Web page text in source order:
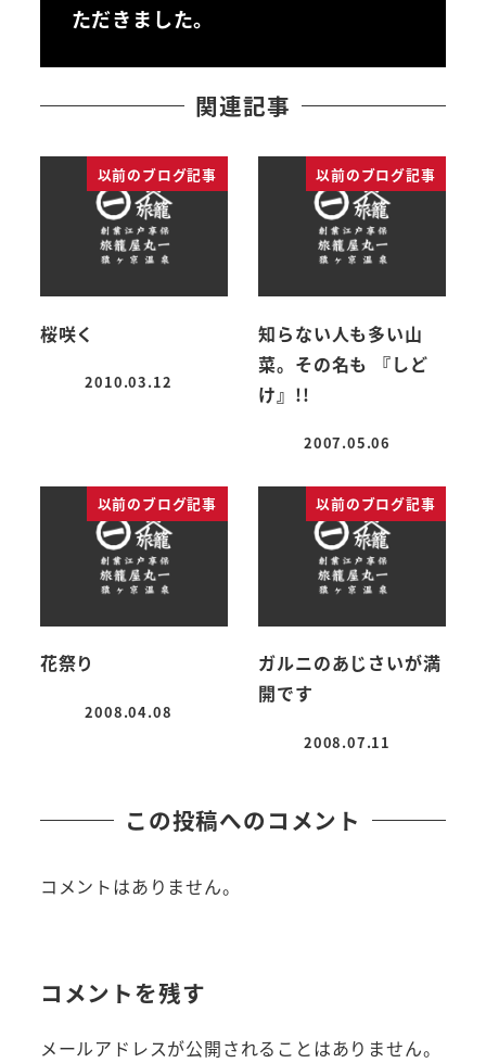
ただきました。
関連記事
以前のブログ記事
桜咲く
投稿日
2010.03.12
以前のブログ記事
知らない人も多い山
菜。その名も 『しど
け』!!
投稿日
2007.05.06
以前のブログ記事
花祭り
投稿日
2008.04.08
以前のブログ記事
ガルニのあじさいが満
開です
投稿日
2008.07.11
この投稿へのコメント
コメントはありません。
コメントを残す
メールアドレスが公開されることはありません。